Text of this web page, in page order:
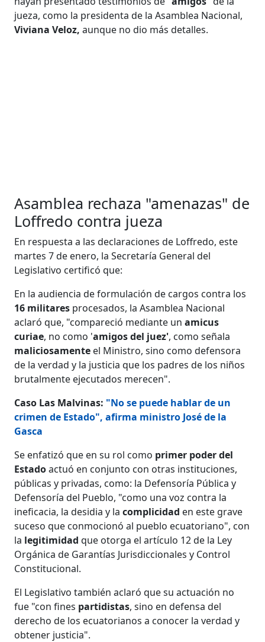
jueza, como la presidenta de la Asamblea Nacional,
Viviana Veloz, aunque no dio más detalles.
Asamblea rechaza "amenazas" de
Loffredo contra jueza
En respuesta a las declaraciones de Loffredo, este
martes 7 de enero, la Secretaría General del
Legislativo certificó que:
En la audiencia de formulación de cargos contra los
16 militares procesados, la Asamblea Nacional
aclaró que, "compareció mediante unamicus
curiae, no como 'amigos del juez', como señala
maliciosamente el Ministro, sino como defensora
de la verdad y la justicia que los padres de los niños
brutalmente ejecutados merecen".
Caso Las Malvinas: "No se puede hablar de un
crimen de Estado", afirma ministro José de la
Gasca
Se enfatizó que en su rol como primer poder del
Estadoactuó en conjunto con otras instituciones,
públicas y privadas, como: la Defensoría Pública y
Defensoría del Pueblo, "como una voz contra la
ineficacia, la desidia y lacomplicidad en este grave
suceso que conmocionó al pueblo ecuatoriano", con
la legitimidad que otorga el artículo 12 de la Ley
Orgánica de Garantías Jurisdiccionales y Control
Constitucional.
El Legislativo también aclaró que su actuación no
fue "con fines partidistas, sino en defensa del
derecho de los ecuatorianos a conocer la verdad y
obtener justicia".